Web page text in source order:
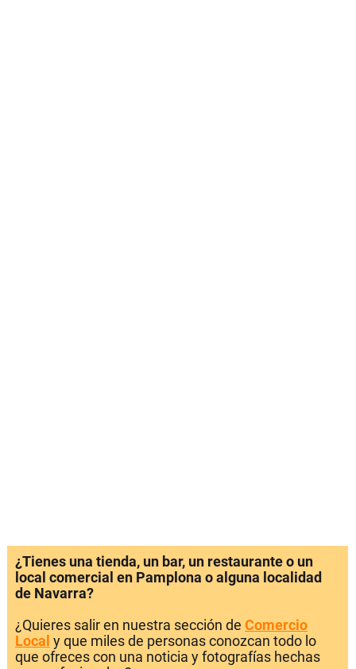
¿Tienes una tienda, un bar, un restaurante o un
local comercial en Pamplona o alguna localidad
de Navarra?
¿Quieres salir en nuestra sección de Comercio
Local y que miles de personas conozcan todo lo
que ofreces con una noticia y fotografías hechas